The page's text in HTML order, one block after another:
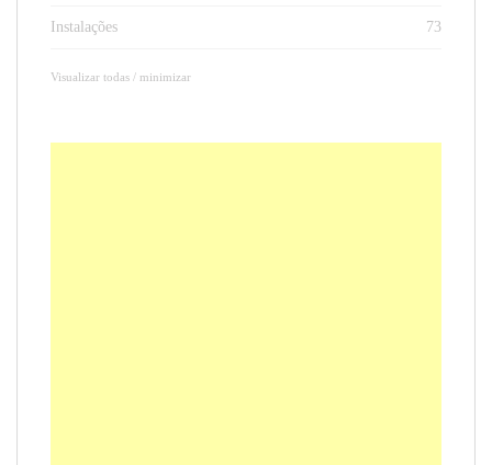
Instalações 73
Visualizar todas / minimizar